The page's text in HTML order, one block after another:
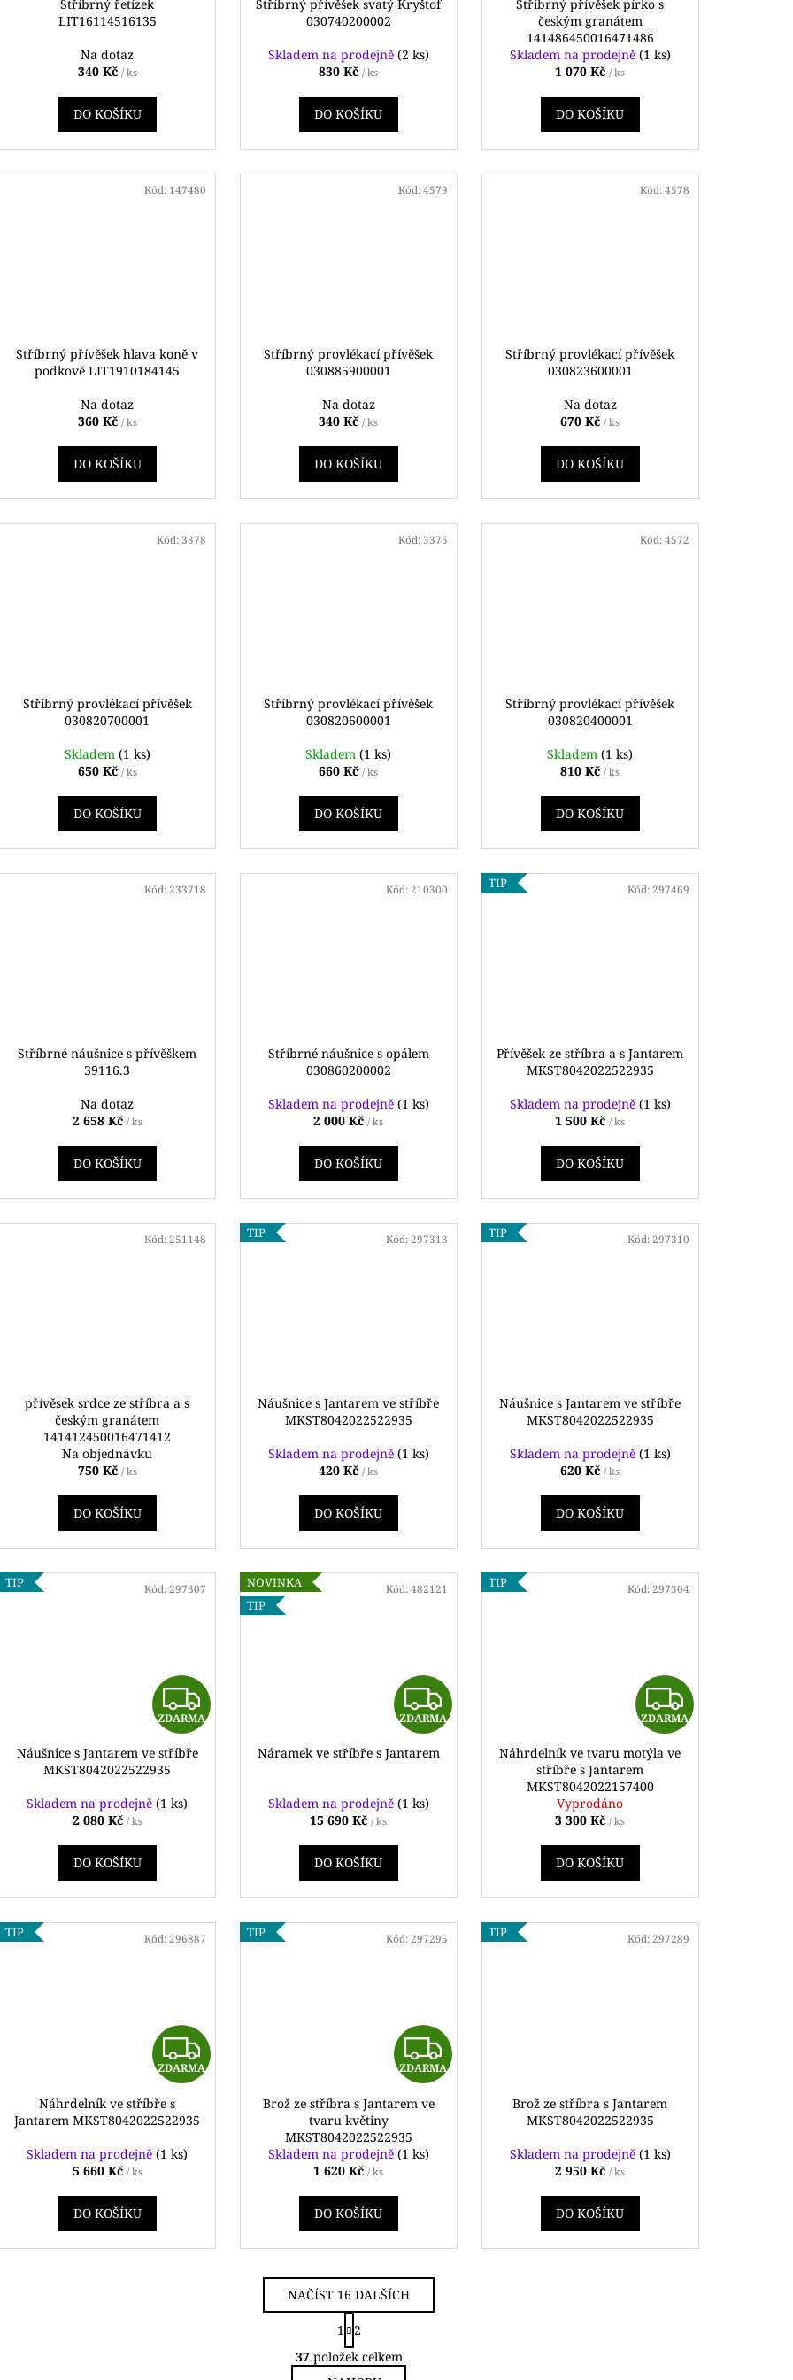
Stříbrný řetízek
LIT16114516135
Na dotaz
340 Kč / ks
DO KOŠÍKU
Stříbrný přívěšek svatý Kryštof
030740200002
Skladem na prodejně (2 ks)
830 Kč/ ks
DO KOŠÍKU
Stříbrný přívěšek pírko s
českým granátem
141486450016471486
Skladem na prodejně (1 ks)
1 070 Kč/ ks
DO KOŠÍKU
Stříbrný přívěšek hlava koně v
podkově LIT1910184145
Na dotaz
360 Kč / ks
DO KOŠÍKU
Kód: 147480
Stříbrný provlékací přívěšek
030885900001
Na dotaz
340 Kč/ ks
DO KOŠÍKU
Kód: 4579
Stříbrný provlékací přívěšek
030823600001
Na dotaz
670 Kč/ ks
DO KOŠÍKU
Kód: 4578
Stříbrný provlékací přívěšek
030820700001
Skladem (1 ks)
650 Kč / ks
DO KOŠÍKU
Kód:3378
Stříbrný provlékací přívěšek
030820600001
Skladem(1 ks)
660 Kč/ ks
DO KOŠÍKU
Kód: 3375
Stříbrný provlékací přívěšek
030820400001
Skladem(1 ks)
810 Kč/ ks
DO KOŠÍKU
Kód: 4572
Stříbrné náušnice s přívěškem
39116.3
Na dotaz
2 658 Kč / ks
DO KOŠÍKU
Kód: 233718
Stříbrné náušnice s opálem
030860200002
Skladem na prodejně (1 ks)
2 000 Kč/ ks
DO KOŠÍKU
Kód: 210300 TIP
Přívěšek ze stříbra a s Jantarem
MKST8042022522935
Skladem na prodejně (1 ks)
1 500 Kč/ ks
DO KOŠÍKU
Kód: 297469
přívěsek srdce ze stříbra a s
českým granátem
141412450016471412
Na objednávku
750 Kč / ks
DO KOŠÍKU
Kód: 251148 TIP
Náušnice s Jantarem ve stříbře
MKST8042022522935
Skladem na prodejně (1 ks)
420 Kč/ ks
DO KOŠÍKU
Kód: 297313 TIP
Náušnice s Jantarem ve stříbře
MKST8042022522935
Skladem na prodejně (1 ks)
620 Kč/ ks
DO KOŠÍKU
Kód: 297310
TIP
Z
D
ZDARMA
Náušnice s Jantarem ve stříbře
MKST8042022522935
Skladem na prodejně(1 ks)
2 080 Kč / ks
DO KOŠÍKU
Kód:297307
NOVINKA
TIP
Z
D
ZDARMA
Náramek ve stříbře s Jantarem
Skladem na prodejně (1 ks)
15 690 Kč/ ks
DO KOŠÍKU
Kód: 482121 TIP
Z
D
ZDARMA
Náhrdelník ve tvaru motýla ve
stříbře s Jantarem
MKST8042022157400
Vyprodáno
3 300 Kč/ ks
DO KOŠÍKU
Kód: 297304
TIP
Z
D
ZDARMA
Náhrdelník ve stříbře s
Jantarem MKST8042022522935
Skladem na prodejně(1 ks)
5 660 Kč / ks
DO KOŠÍKU
Kód:296887 TIP
Z
D
ZDARMA
Brož ze stříbra s Jantarem ve
tvaru květiny
MKST8042022522935
Skladem na prodejně (1 ks)
1 620 Kč/ ks
DO KOŠÍKU
Kód: 297295 TIP
Brož ze stříbra s Jantarem
MKST8042022522935
Skladem na prodejně (1 ks)
2 950 Kč/ ks
DO KOŠÍKU
Kód: 297289
O
v
NAČÍST 16 DALŠÍCH
S
t
r
á
1
2
37položek celkem